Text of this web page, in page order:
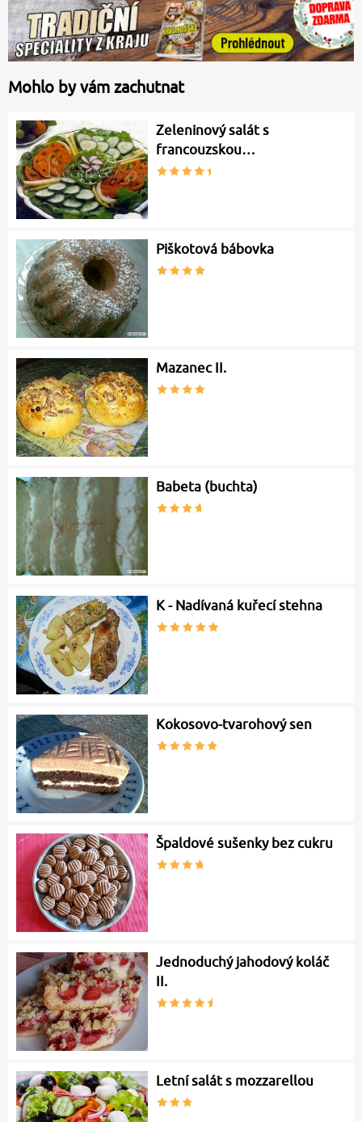
Mohlo by vám zachutnat
Zeleninový salát s
francouzskou…
Piškotová bábovka
Mazanec II.
Babeta (buchta)
K - Nadívaná kuřecí stehna
Kokosovo-tvarohový sen
Špaldové sušenky bez cukru
Jednoduchý jahodový koláč
II.
Letní salát s mozzarellou